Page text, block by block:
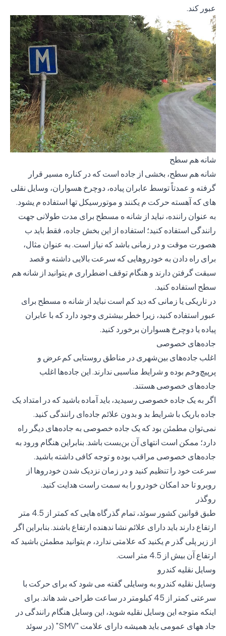
عبور کند.
شانه هم سطح
شانه هم سطح، بخشی از جاده است که در کناره مسیر قرار
گرفته و عمدتاً توسط عابران پیاده، دوچرخ هسواران، وسایل نقلی
های که آهسته حرکت م یکنند و موتورسیکل تها استفاده م یشود.
به عنوان راننده، نباید از شانه ه مسطح برای مدت طولانی جهت
رانندگی استفاده کنید؛ استفاده از این بخش جاده، فقط باید ب
هصورت موقت و در زمانی باشد که نیاز است. به عنوان مثال،
برای راه دادن به خودروهایی که سرعت بالایی داشته و قصد
سبقت گرفتن دارند و هنگام توقف اضطراری م یتوانید از شانه هم
سطح استفاده کنید.
در تاریکی یا زمانی که دید کم است نباید از شانه ه مسطح برای
عبور استفاده کنید، زیرا خطر بیشتری وجود دارد که با عابران
پیاده یا دوچرخ هسواران برخورد کنید.
جاده‌های خصوصی
اغلب جاده‌های بین‌شهری در مناطق روستایی کم‌عرض و
پرپیچ‌وخم بوده و شرایط مناسبی ندارند. این جاده‌ها اغلب
جاده‌های خصوصی هستند.
اگر به یک جاده خصوصی رسیدید، باید آماده باشید که در امتداد یک
جاده باریک با شرایط بد و بدون علائم جاده‌ای رانندگی کنید.
نمی‌توان مطمئن بود که یک جاده خصوصی به جاده‌های دیگر راه
دارد؛ ممکن است انتهای آن بن‌بست باشد. بنابراین هنگام ورود به
جاده‌های خصوصی مراقب بوده و توجه کافی داشته باشید.
سرعت خود را تنظیم کنید و در زمان نزدیک شدن خودروها از
روبرو تا حد امکان خودرو را به سمت راست هدایت کنید.
روگذر
طبق قوانین کشور سوئد، تمام گذرگاه هایی که کمتر از 4.5 متر
ارتفاع دارند باید دارای علائم نشا ندهنده ارتفاع باشند. بنابراین اگر
از زیر پلی گذر م یکنید که علامتی ندارد، م یتوانید مطمئن باشید که
ارتفاع آن بیش از 4.5 متر است.
وسایل نقلیه کندرو
وسایل نقلیه کندرو به وسایلی گفته می شود که برای حرکت با
سرعتی کمتر از 45 کیلومتر در ساعت طراحی شد هاند. برای
اینکه متوجه این وسایل نقلیه شوید، این وسایل هنگام رانندگی در
جاد ههای عمومی باید همیشه دارای علامت "SMV" (در سوئد